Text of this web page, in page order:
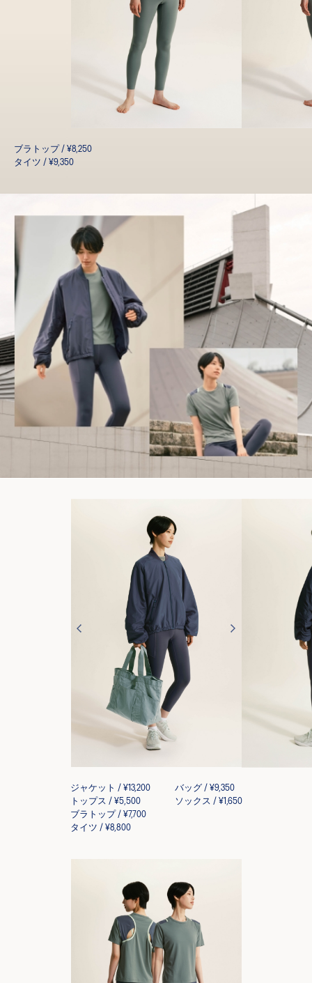
ブラトップ / ¥8,250
タイツ / ¥9,350
ジャケット / ¥13,200
トップス / ¥5,500
ブラトップ / ¥7,700
タイツ / ¥8,800
バッグ / ¥9,350
ソックス / ¥1,650